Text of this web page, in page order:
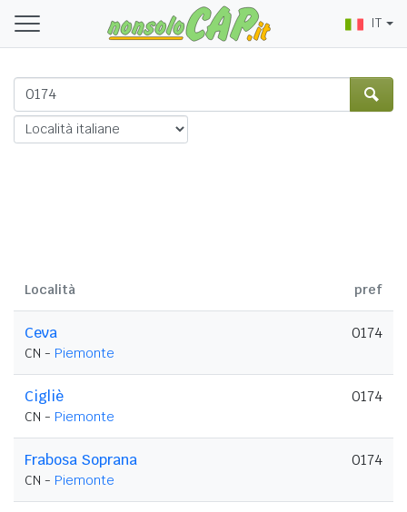
IT
Località pref
Ceva
CN - Piemonte
0174
Cigliè
CN - Piemonte
0174
Frabosa Soprana
CN - Piemonte
0174